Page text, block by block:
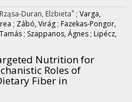
Rząsa-Duran, Elżbieta* ; Varga,
; Zábó, Virág ; Fazekas-Pongor,
; Szappanos, Ágnes ; Lipécz,
Nutrition for
Roles of
Fiber in